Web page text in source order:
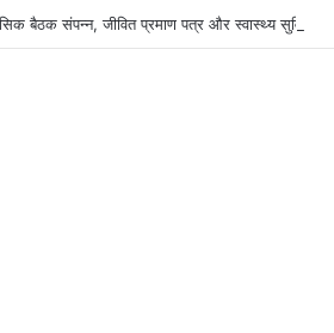
बैठक संपन्न, जीवित प्रमाण पत्र और स्वास्थ्य सुविधाओं